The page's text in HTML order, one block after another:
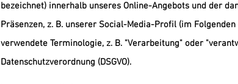
bezeichnet) innerhalb unseres Online-Angebots und der
Präsenzen, z. B. unserer Social-Media-Profil (im
verwendete Terminologie, z. B. "Verarbeitung" oder
Datenschutzverordnung (DSGVO).